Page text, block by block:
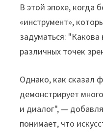
В этой эпохе, когда
«инструмент»,
задуматься:
различных точек
Однако, как сказал
демонстрирует
и диалог", —
понимает, что